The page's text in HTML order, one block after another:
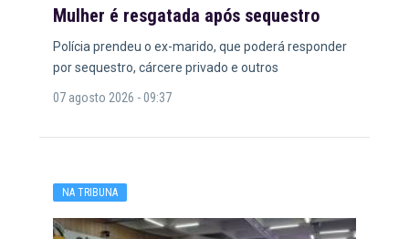
Mulher é resgatada após sequestro
Polícia prendeu o ex-marido, que poderá responder
por sequestro, cárcere privado e outros
07 agosto 2026 - 09:37
NA TRIBUNA